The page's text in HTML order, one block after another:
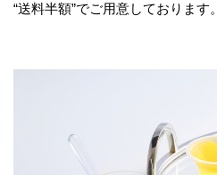
“送料半額”でご用意しております。